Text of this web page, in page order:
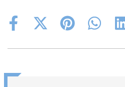
Share
Share
(Twitter)
Share
Share